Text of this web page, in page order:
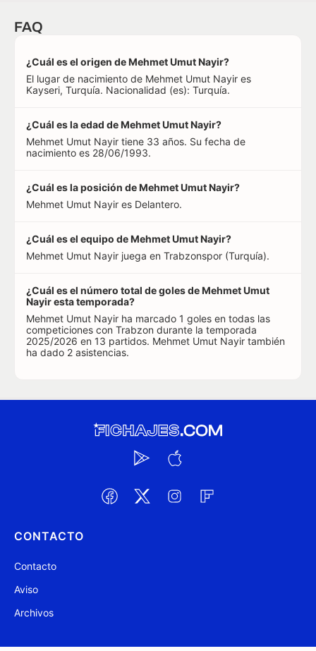
FAQ
¿Cuál es el origen de Mehmet Umut Nayir?
El lugar de nacimiento de Mehmet Umut Nayir es
Kayseri, Turquía. Nacionalidad (es): Turquía.
¿Cuál es la edad de Mehmet Umut Nayir?
Mehmet Umut Nayir tiene 33 años. Su fecha de
nacimiento es 28/06/1993.
¿Cuál es la posición de Mehmet Umut Nayir?
Mehmet Umut Nayir es Delantero.
¿Cuál es el equipo de Mehmet Umut Nayir?
Mehmet Umut Nayir juega en Trabzonspor (Turquía).
¿Cuál es el número total de goles de Mehmet Umut
Nayir esta temporada?
Mehmet Umut Nayir ha marcado 1 goles en todas las
competiciones con Trabzon durante la temporada
2025/2026 en 13 partidos. Mehmet Umut Nayir también
ha dado 2 asistencias.
CONTACTO
Contacto
Aviso
Archivos